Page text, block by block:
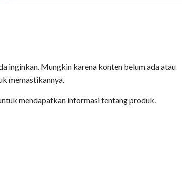
inginkan. Mungkin karena konten belum ada atau
memastikannya.
mendapatkan informasi tentang produk.